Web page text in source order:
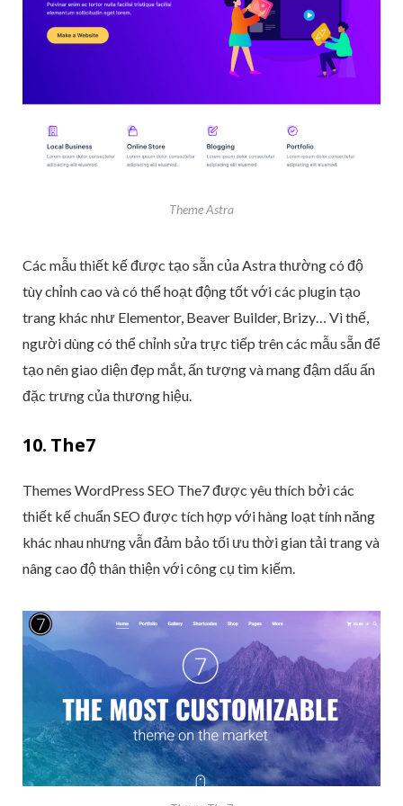
Theme Astra
Các mẫu thiết kế được tạo sẵn của Astra thường có độ
tùy chỉnh cao và có thể hoạt động tốt với các plugin tạo
trang khác như Elementor, Beaver Builder, Brizy… Vì thế,
người dùng có thể chỉnh sửa trực tiếp trên các mẫu sẵn để
tạo nên giao diện đẹp mắt, ấn tượng và mang đậm dấu ấn
đặc trưng của thương hiệu.
10. The7
Themes WordPress SEO The7 được yêu thích bởi các
thiết kế chuẩn SEO được tích hợp với hàng loạt tính năng
khác nhau nhưng vẫn đảm bảo tối ưu thời gian tải trang và
nâng cao độ thân thiện với công cụ tìm kiếm.